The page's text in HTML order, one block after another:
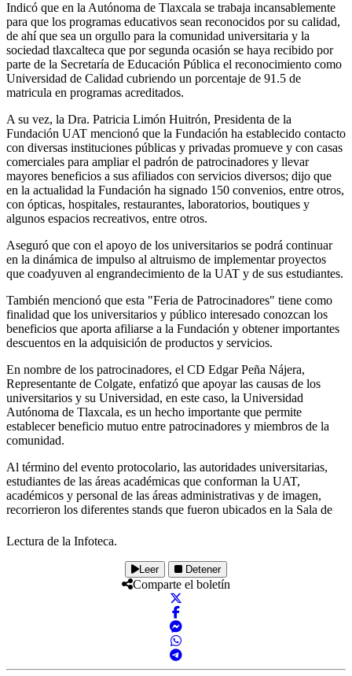
Indicó que en la Autónoma de Tlaxcala se trabaja incansablemente
para que los programas educativos sean reconocidos por su calidad,
de ahí que sea un orgullo para la comunidad universitaria y la
sociedad tlaxcalteca que por segunda ocasión se haya recibido por
parte de la Secretaría de Educación Pública el reconocimiento como
Universidad de Calidad cubriendo un porcentaje de 91.5 de
matricula en programas acreditados.
A su vez, la Dra. Patricia Limón Huitrón, Presidenta de la
Fundación UAT mencionó que la Fundación ha establecido contacto
con diversas instituciones públicas y privadas promueve y con casas
comerciales para ampliar el padrón de patrocinadores y llevar
mayores beneficios a sus afiliados con servicios diversos; dijo que
en la actualidad la Fundación ha signado 150 convenios, entre otros,
con ópticas, hospitales, restaurantes, laboratorios, boutiques y
algunos espacios recreativos, entre otros.
Aseguró que con el apoyo de los universitarios se podrá continuar
en la dinámica de impulso al altruismo de implementar proyectos
que coadyuven al engrandecimiento de la UAT y de sus estudiantes.
También mencionó que esta "Feria de Patrocinadores" tiene como
finalidad que los universitarios y público interesado conozcan los
beneficios que aporta afiliarse a la Fundación y obtener importantes
descuentos en la adquisición de productos y servicios.
En nombre de los patrocinadores, el CD Edgar Peña Nájera,
Representante de Colgate, enfatizó que apoyar las causas de los
universitarios y su Universidad, en este caso, la Universidad
Autónoma de Tlaxcala, es un hecho importante que permite
establecer beneficio mutuo entre patrocinadores y miembros de la
comunidad.
Al término del evento protocolario, las autoridades universitarias,
estudiantes de las áreas académicas que conforman la UAT,
académicos y personal de las áreas administrativas y de imagen,
recorrieron los diferentes stands que fueron ubicados en la Sala de
Lectura de la Infoteca.
Leer Detener
Comparte el boletín